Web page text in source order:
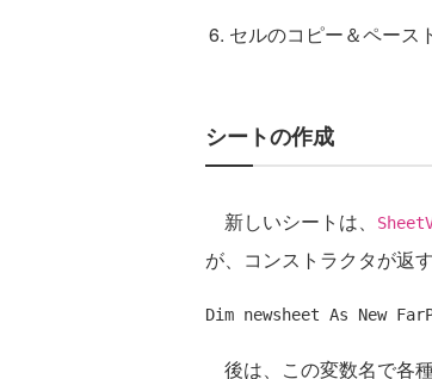
セルのコピー＆ペース
シートの作成
新しいシートは、
が、コンストラクタが返
Dim newsheet As New
後は、この変数名で各